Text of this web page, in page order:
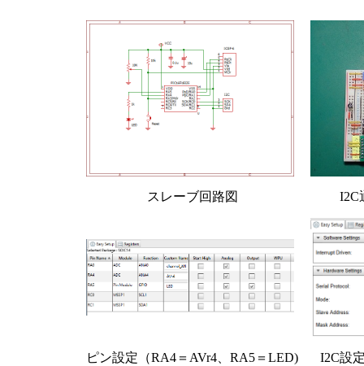
スレーブ回路図 I2C
ピン設定（RA4＝AVr4、RA5＝LED) I2C設